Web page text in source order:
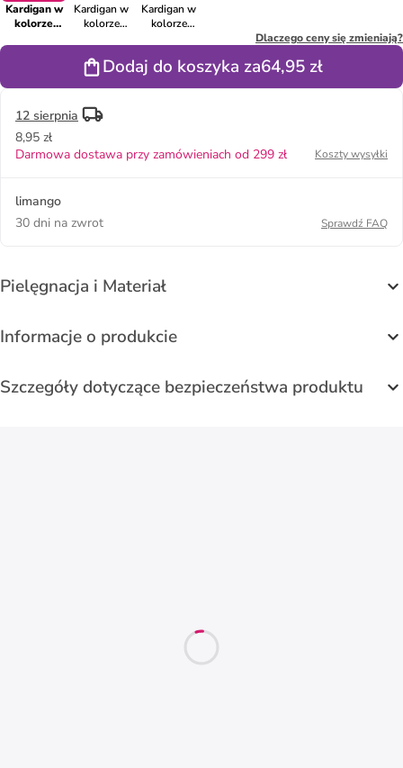
Kardigan w
kolorze
Kardigan w
kolorze
Kardigan w
kolorze
Dlaczego ceny się zmieniają?
Dodaj do koszyka za64,95 zł
12 sierpnia
8,95 zł
Darmowa dostawa przy zamówieniach od 299 zł
Koszty wysyłki
limango
30 dni na zwrot
Sprawdź FAQ
Pielęgnacja i Materiał
Informacje o produkcie
Szczegóły dotyczące bezpieczeństwa produktu